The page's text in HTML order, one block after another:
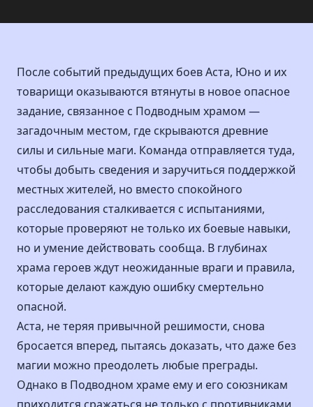
После событий предыдущих боев Аста, Юно и их
товарищи оказываются втянуты в новое опасное
задание, связанное с Подводным храмом —
загадочным местом, где скрываются древние
силы и сильные маги. Команда отправляется туда,
чтобы добыть сведения и заручиться поддержкой
местных жителей, но вместо спокойного
расследования сталкивается с испытаниями,
которые проверяют не только их боевые навыки,
но и умение действовать сообща. В глубинах
храма героев ждут неожиданные враги и правила,
которые делают каждую ошибку смертельно
опасной.
Аста, не теряя привычной решимости, снова
бросается вперед, пытаясь доказать, что даже без
магии можно преодолеть любые преграды.
Однако в Подводном храме ему и его союзникам